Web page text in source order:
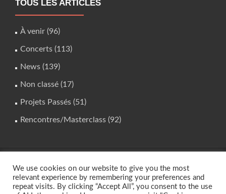
TOUS LES ARTICLES
À venir (96)
Concerts (113)
News (139)
Non classé (17)
Projets Passés (51)
Rencontres/Masterclass (92)
studio.instrumental@gmail.com
We use cookies on our website to give you the most
relevant experience by remembering your preferences and
repeat visits. By clicking “Accept All”, you consent to the use